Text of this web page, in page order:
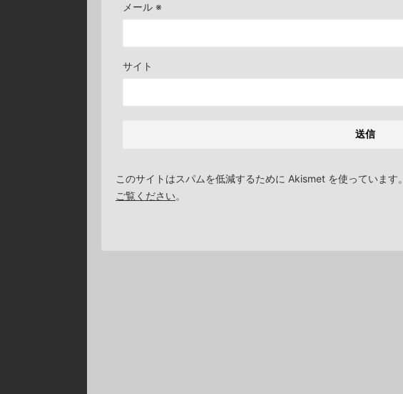
メール ※
サイト
このサイトはスパムを低減するために Akismet を使っています。
ご覧ください。